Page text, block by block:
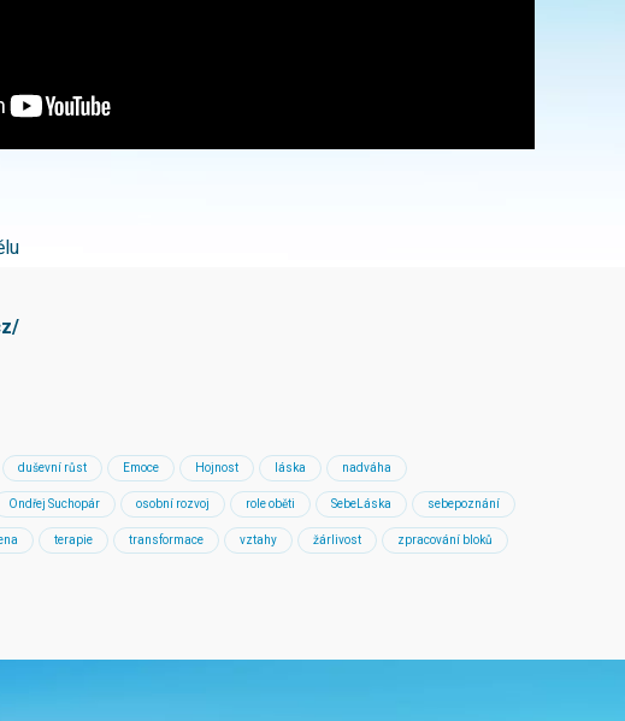
duševní růst Emoce Hojnost láska nadváha
Ondřej Suchopár osobní rozvoj role oběti SebeLáska sebepoznání
terapie transformace vztahy žárlivost zpracování bloků